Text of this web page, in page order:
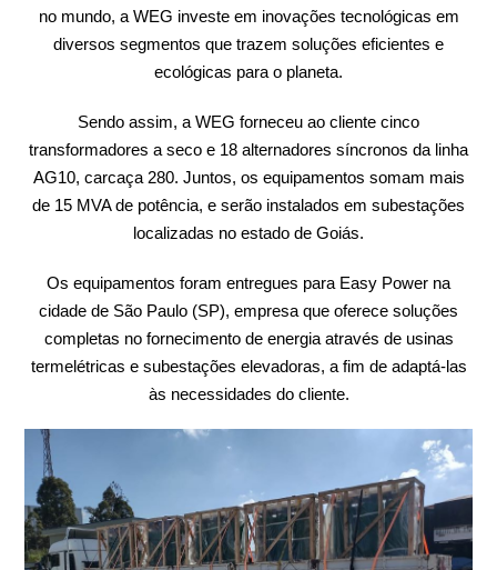
no mundo, a WEG investe em inovações tecnológicas em
diversos segmentos que trazem soluções eficientes e
ecológicas para o planeta.
Sendo assim, a WEG forneceu ao cliente cinco
transformadores a seco e 18 alternadores síncronos da linha
AG10, carcaça 280. Juntos, os equipamentos somam mais
de 15 MVA de potência, e serão instalados em subestações
localizadas no estado de Goiás.
Os equipamentos foram entregues para Easy Power na
cidade de São Paulo (SP), empresa que oferece soluções
completas no fornecimento de energia através de usinas
termelétricas e subestações elevadoras, a fim de adaptá-las
às necessidades do cliente.